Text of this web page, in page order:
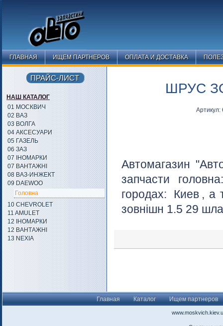
ГЛАВНАЯ ИЩЕМ ПАРТНЕРОВ ОПЛАТА И ДОСТАВКА
ШРУС
Автомагазин
запчасти
городах:
Киев , а
зовнішн 1.5 29
ПРАЙС-ЛИСТ
НАШ КАТАЛОГ
01 МОСКВИЧ
02 ВАЗ
03 ВОЛГА
04 АКСЕСУАРИ
05 ГАЗЕЛЬ
06 ЗАЗ
07 ІНОМАРКИ
07 ВАНТАЖНІ
08 ВАЗ-ИНЖЕКТ
09 DAEWOO
Головна
10 CHEVROLET
11 AMULET
12 ІНОМАРКИ
12 ВАНТАЖНІ
13 NEXIA
Главная Каталог Ищем партнеров